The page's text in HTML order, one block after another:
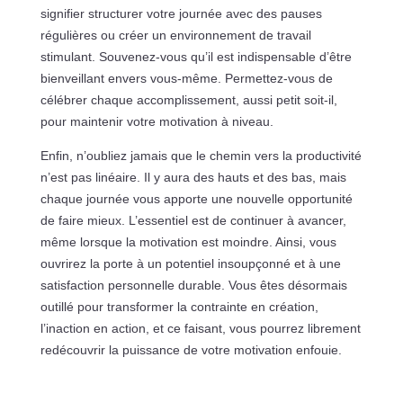
signifier structurer votre journée avec des pauses
régulières ou créer un environnement de travail
stimulant. Souvenez-vous qu’il est indispensable d’être
bienveillant envers vous-même. Permettez-vous de
célébrer chaque accomplissement, aussi petit soit-il,
pour maintenir votre motivation à niveau.
Enfin, n’oubliez jamais que le chemin vers la productivité
n’est pas linéaire. Il y aura des hauts et des bas, mais
chaque journée vous apporte une nouvelle opportunité
de faire mieux. L’essentiel est de continuer à avancer,
même lorsque la motivation est moindre. Ainsi, vous
ouvrirez la porte à un potentiel insoupçonné et à une
satisfaction personnelle durable. Vous êtes désormais
outillé pour transformer la contrainte en création,
l’inaction en action, et ce faisant, vous pourrez librement
redécouvrir la puissance de votre motivation enfouie.